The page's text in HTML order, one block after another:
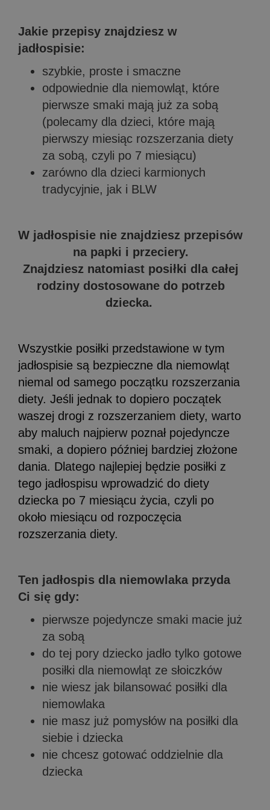
Jakie przepisy znajdziesz w
jadłospisie:
szybkie, proste i smaczne
odpowiednie dla niemowląt, które
pierwsze smaki mają już za sobą
(polecamy dla dzieci, które mają
pierwszy miesiąc rozszerzania diety
za sobą, czyli po 7 miesiącu)
zarówno dla dzieci karmionych
tradycyjnie, jak i BLW
W jadłospisie nie znajdziesz przepisów
na papki i przeciery.
Znajdziesz natomiast posiłki dla całej
rodziny dostosowane do potrzeb
dziecka.
Wszystkie posiłki przedstawione w tym
jadłospisie są bezpieczne dla niemowląt
niemal od samego początku rozszerzania
diety. Jeśli jednak to dopiero początek
waszej drogi z rozszerzaniem diety, warto
aby maluch najpierw poznał pojedyncze
smaki, a dopiero później bardziej złożone
dania. Dlatego najlepiej będzie posiłki z
tego jadłospisu wprowadzić do diety
dziecka po 7 miesiącu życia, czyli po
około miesiącu od rozpoczęcia
rozszerzania diety.
Ten jadłospis dla niemowlaka przyda
Ci się gdy:
pierwsze pojedyncze smaki macie już
za sobą
do tej pory dziecko jadło tylko gotowe
posiłki dla niemowląt ze słoiczków
nie wiesz jak bilansować posiłki dla
niemowlaka
nie masz już pomysłów na posiłki dla
siebie i dziecka
nie chcesz gotować oddzielnie dla
dziecka